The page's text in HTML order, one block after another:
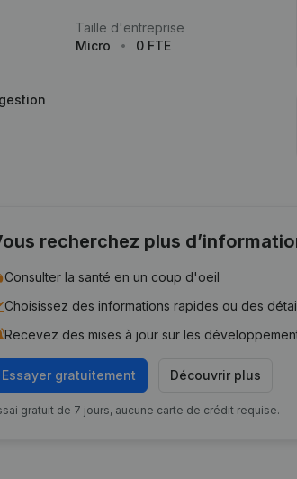
Taille d'entreprise
Micro
0 FTE
recherchez plus
Consulter la santé en un coup d'oeil
Choisissez des informations rapides ou des
Recevez des mises à jour sur les
Essayer gratuitement Découvrir plus
gratuit de 7 jours, aucune carte de crédit requise.